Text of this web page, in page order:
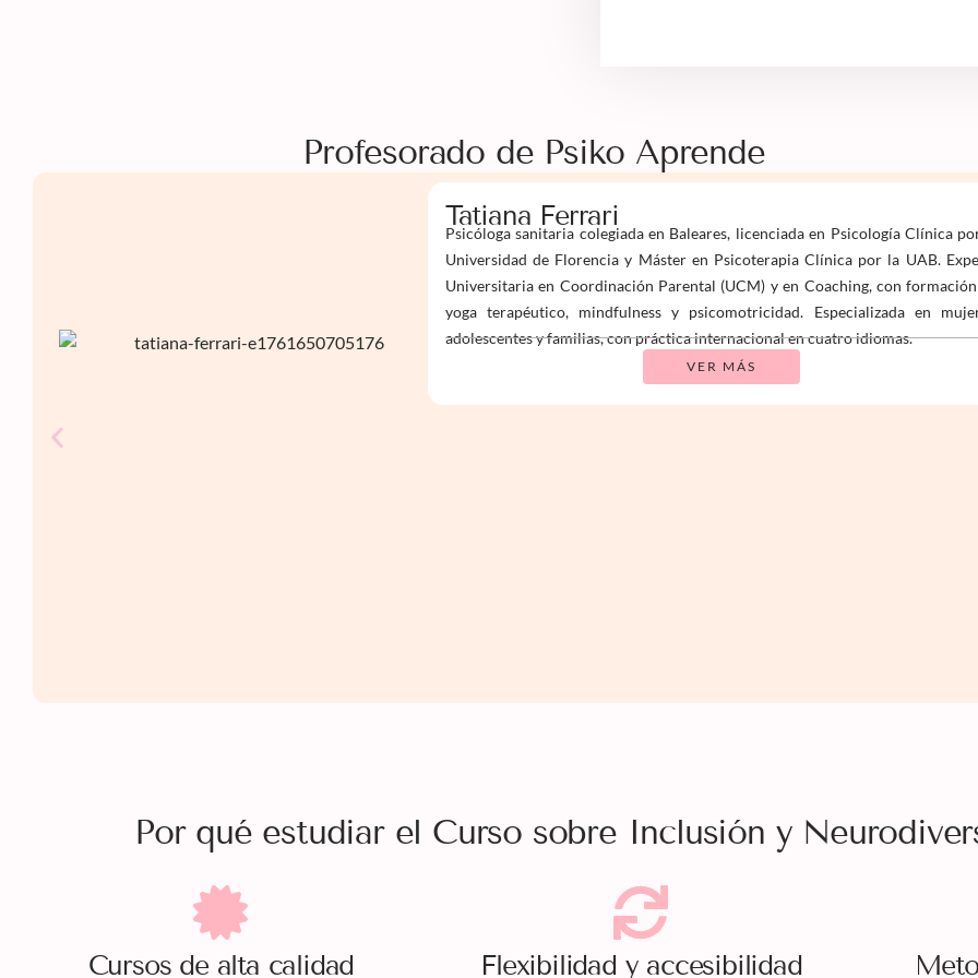
Profesorado de Psiko Aprende
Tatiana Ferrari
Psicóloga sanitaria colegiada en Baleares, licenciada en Psicología Clínica
Universidad de Florencia y Máster en Psicoterapia Clínica por la UAB.
Universitaria en Coordinación Parental (UCM) y en Coaching, con
yoga terapéutico, mindfulness y psicomotricidad. Especializada en
adolescentes y familias, con práctica internacional en cuatro idiomas.
VER MÁS
Por qué estudiar el Curso sobre Inclusión y
Cursosde alta calidad Flexibilidad y accesibilidad